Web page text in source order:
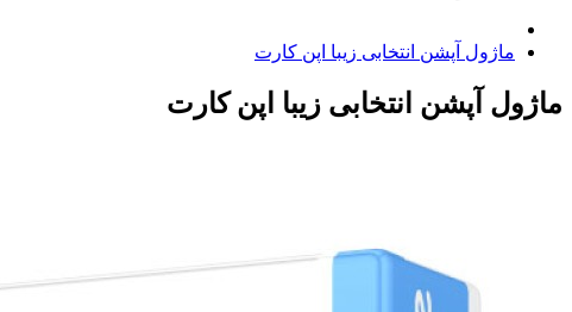
ماژول آپشن انتخابی زیبا اپن کارت
ماژول آپشن انتخابی زیبا اپن کارت